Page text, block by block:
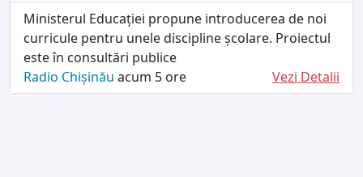
Ministerul Educației propune introducerea de noi
curricule pentru unele discipline școlare. Proiectul
este în consultări publice
Radio Chișinău acum 5 ore Vezi Detalii